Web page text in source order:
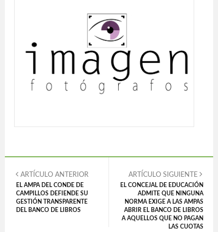
ARTÍCULO ANTERIOR
EL AMPA DEL CONDE DE
CAMPILLOS DEFIENDE SU
GESTIÓN TRANSPARENTE
DEL BANCO DE LIBROS
ARTÍCULO SIGUIENTE
EL CONCEJAL DE EDUCACIÓN
ADMITE QUE NINGUNA
NORMA EXIGE A LAS AMPAS
ABRIR EL BANCO DE LIBROS
A AQUELLOS QUE NO PAGAN
LAS CUOTAS